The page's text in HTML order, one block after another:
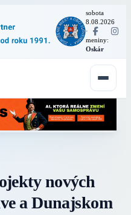
sobota
8.08.2026
·
meniny:
Oskár
nových
a Dunajskom